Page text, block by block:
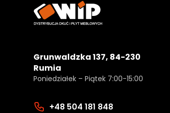
Grunwaldzka 137, 84-230
Rumia
Poniedziałek – Piątek 7:00-15:00
+48 504 181 848